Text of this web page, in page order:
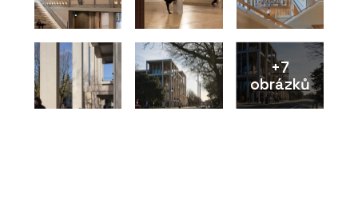
+7
obrázků